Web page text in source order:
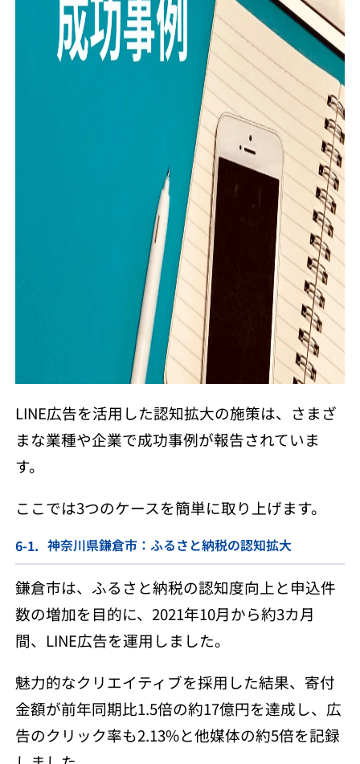
LINE広告を活用した認知拡大の施策は、さまざ
まな業種や企業で成功事例が報告されていま
す。
ここでは3つのケースを簡単に取り上げます。
神奈川県鎌倉市：ふるさと納税の認知拡大
鎌倉市は、ふるさと納税の認知度向上と申込件
数の増加を目的に、2021年10月から約3カ月
間、LINE広告を運用しました。​
魅力的なクリエイティブを採用した結果、寄付
金額が前年同期比1.5倍の約17億円を達成し、広
告のクリック率も2.13%と他媒体の約5倍を記録